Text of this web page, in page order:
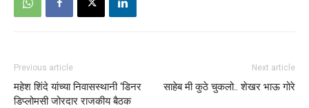
Previous article
महेश शिंदे यांच्या निवासस्थानी ‘डिनर
डिप्लोमसी जोरदार राजकीय बैठक
Next article
साहेब मी कुठे चुकलो.. शेखर भाऊ गोरे